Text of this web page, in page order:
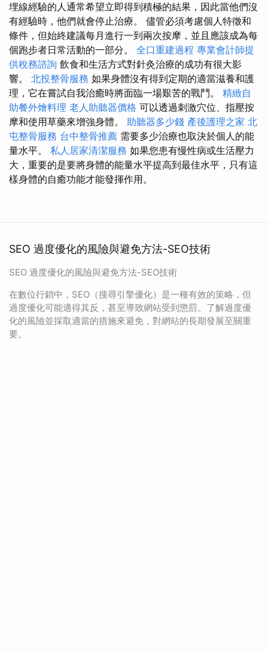
埋線經驗的人通常希望立即得到積極的結果，因此當他們沒
有經驗時，他們就會停止治療。 儘管必須考慮個人特徵和
條件，但始終建議每月進行一到兩次按摩，並且應該成為每
個跑步者日常活動的一部分。 全口重建過程 專業會計師提
供稅務諮詢 飲食和生活方式對針灸治療的成功有很大影
響。 北投整骨服務 如果身體沒有得到定期的適當滋養和護
理，它在嘗試自我治癒時將面臨一場艱苦的戰鬥。 精緻自
助餐外燴料理 老人助聽器價格 可以透過刺激穴位、指壓按
摩和使用草藥來增強身體。 助聽器多少錢 產後護理之家 北
屯整骨服務 台中整骨推薦 需要多少治療也取決於個人的能
量水平。 私人居家清潔服務 如果您患有慢性病或生活壓力
大，重要的是要將身體的能量水平提高到最佳水平，只有這
樣身體的自癒功能才能發揮作用。
SEO 過度優化的風險與避免方法-SEO技術
SEO 過度優化的風險與避免方法-SEO技術
在數位行銷中，SEO（搜尋引擎優化）是一種有效的策略，但
過度優化可能適得其反，甚至導致網站受到懲罰。了解過度優
化的風險並採取適當的措施來避免，對網站的長期發展至關重
要。